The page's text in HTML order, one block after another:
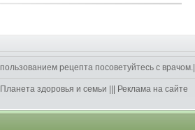
рецепта посоветуйтесь с врачом.|||
здоровья и семьи Реклама на сайте